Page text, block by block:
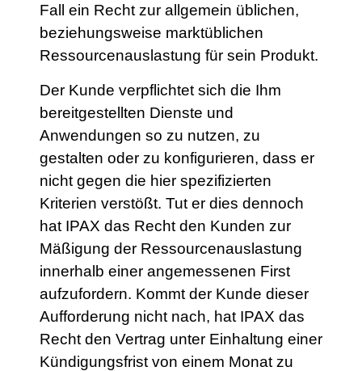
Fall ein Recht zur allgemein üblichen,
beziehungsweise marktüblichen
Ressourcenauslastung für sein Produkt.
Der Kunde verpflichtet sich die Ihm
bereitgestellten Dienste und
Anwendungen so zu nutzen, zu
gestalten oder zu konfigurieren, dass er
nicht gegen die hier spezifizierten
Kriterien verstößt. Tut er dies dennoch
hat IPAX das Recht den Kunden zur
Mäßigung der Ressourcenauslastung
innerhalb einer angemessenen First
aufzufordern. Kommt der Kunde dieser
Aufforderung nicht nach, hat IPAX das
Recht den Vertrag unter Einhaltung einer
Kündigungsfrist von einem Monat zu